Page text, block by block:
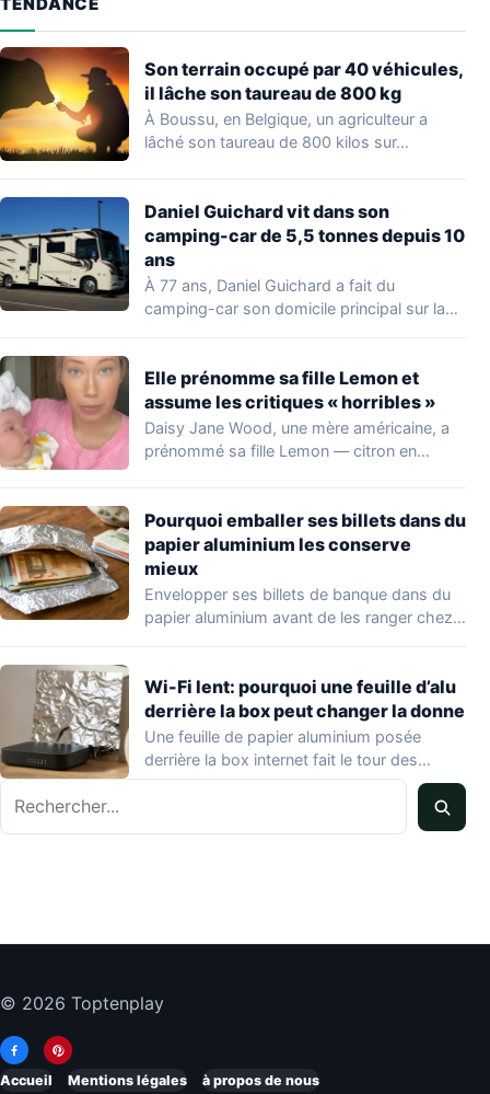
Son terrain occupé par 40 véhicules,
il lâche son taureau de 800 kg
À Boussu, en Belgique, un agriculteur a
lâché son taureau de 800 kilos sur…
Daniel Guichard vit dans son
camping-car de 5,5 tonnes depuis 10
ans
À 77 ans, Daniel Guichard a fait du
camping-car son domicile principal sur la…
Elle prénomme sa fille Lemon et
assume les critiques « horribles »
Daisy Jane Wood, une mère américaine, a
prénommé sa fille Lemon — citron en…
Pourquoi emballer ses billets dans du
papier aluminium les conserve
mieux
Envelopper ses billets de banque dans du
papier aluminium avant de les ranger chez…
Wi-Fi lent: pourquoi une feuille d’alu
derrière la box peut changer la donne
Une feuille de papier aluminium posée
derrière la box internet fait le tour des…
© 2026 Toptenplay
Accueil Mentions légales à propos de nous